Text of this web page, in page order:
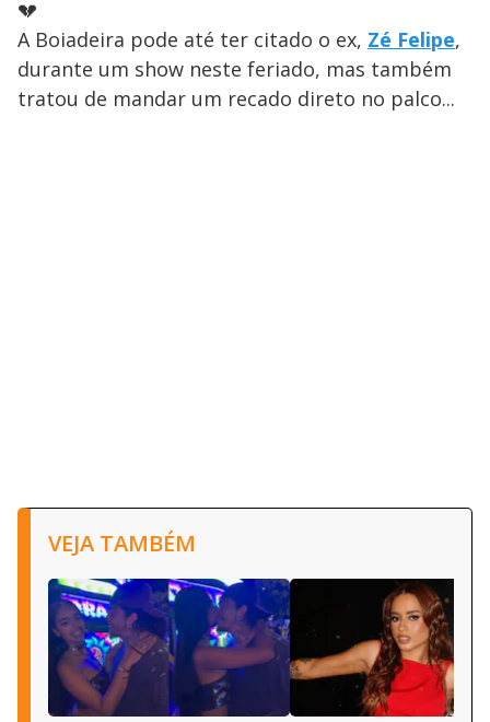
💔
A Boiadeira pode até ter citado o ex, Zé Felipe,
durante um show neste feriado, mas também
tratou de mandar um recado direto no palco...
VEJA TAMBÉM